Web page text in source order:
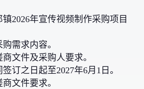
2026年宣传视频制作采购项目
需求内容。
文件及采购人要求。
订之日起至2027年6月1日。
文件要求。